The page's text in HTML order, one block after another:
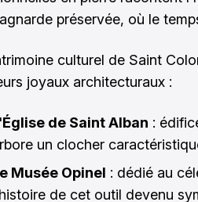
préservée, où le
culturel de Saint
joyaux architecturaux :
de Saint Alban :
un clocher
Musée Opinel : dédié au
de cet outil devenu